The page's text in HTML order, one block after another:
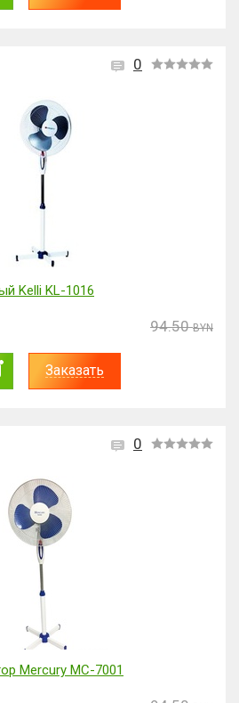
0
Kelli KL-1016
94.50 BYN
Заказать
0
Mercury MC-7001